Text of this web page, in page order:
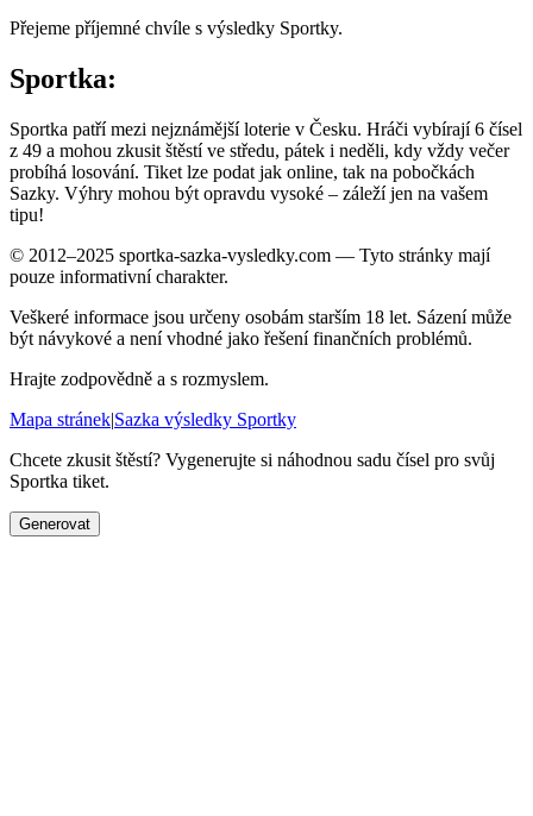
Přejeme příjemné chvíle s výsledky Sportky.
Sportka:
Sportka patří mezi nejznámější loterie v Česku. Hráči vybírají 6 čísel
z 49 a mohou zkusit štěstí ve středu, pátek i neděli, kdy vždy večer
probíhá losování. Tiket lze podat jak online, tak na pobočkách
Sazky. Výhry mohou být opravdu vysoké – záleží jen na vašem
tipu!
© 2012–2025 sportka-sazka-vysledky.com — Tyto stránky mají
pouze informativní charakter.
Veškeré informace jsou určeny osobám starším 18 let. Sázení může
být návykové a není vhodné jako řešení finančních problémů.
Hrajte zodpovědně a s rozmyslem.
Mapa stránek|Sazka výsledky Sportky
Chcete zkusit štěstí? Vygenerujte si náhodnou sadu čísel pro svůj
Sportka tiket.
Generovat